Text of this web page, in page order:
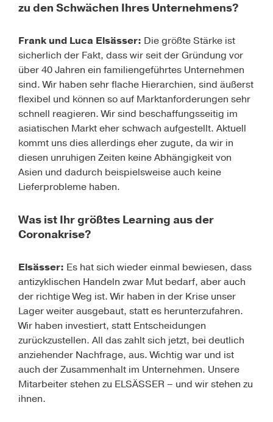
zu den Schwächen Ihres Unternehmens?
Frank und Luca Elsässer: Die größte Stärke ist
sicherlich der Fakt, dass wir seit der Gründung vor
über 40 Jahren ein familiengeführtes Unternehmen
sind. Wir haben sehr flache Hierarchien, sind äußerst
flexibel und können so auf Marktanforderungen sehr
schnell reagieren. Wir sind beschaffungsseitig im
asiatischen Markt eher schwach aufgestellt. Aktuell
kommt uns dies allerdings eher zugute, da wir in
diesen unruhigen Zeiten keine Abhängigkeit von
Asien und dadurch beispielsweise auch keine
Lieferprobleme haben.
Was ist Ihr größtes Learning aus der
Coronakrise?
Elsässer: Es hat sich wieder einmal bewiesen, dass
antizyklischen Handeln zwar Mut bedarf, aber auch
der richtige Weg ist. Wir haben in der Krise unser
Lager weiter ausgebaut, statt es herunterzufahren.
Wir haben investiert, statt Entscheidungen
zurückzustellen. All das zahlt sich jetzt, bei deutlich
anziehender Nachfrage, aus. Wichtig war und ist
auch der Zusammenhalt im Unternehmen. Unsere
Mitarbeiter stehen zu ELSÄSSER – und wir stehen zu
ihnen.